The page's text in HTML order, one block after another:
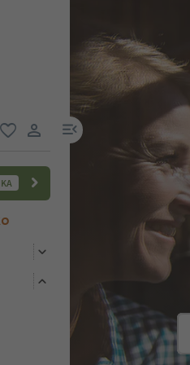
uživatelský odkaz
odkaz na menu